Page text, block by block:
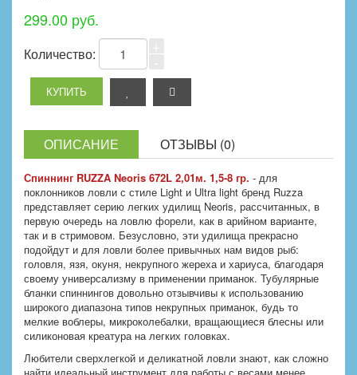
299.00 руб.
Количество:
ОПИСАНИЕ ОТЗЫВЫ (0)
Спиннинг RUZZA Neoris 672L 2,01м. 1,5-8 гр. - для
поклонников ловли с стиле Light и Ultra light бренд Ruzza
представляет серию легких удилищ Neoris, рассчитанных, в
первую очередь на ловлю форели, как в арийном варианте,
так и в стримовом. Безусловно, эти удилища прекрасно
подойдут и для ловли более привычных нам видов рыб:
головля, язя, окуня, некрупного жереха и хариуса, благодаря
своему универсализму в применении приманок. Тубулярные
бланки спиннингов довольно отзывчивы к использованию
широкого диапазона типов некрупных приманок, будь то
мелкие воблеры, микроколебалки, вращающиеся блесны или
силиконовая креатура на легких головках.
Любители сверхлегкой и деликатной ловли знают, как сложно
найти идеальный инструмент для работы с весами менее